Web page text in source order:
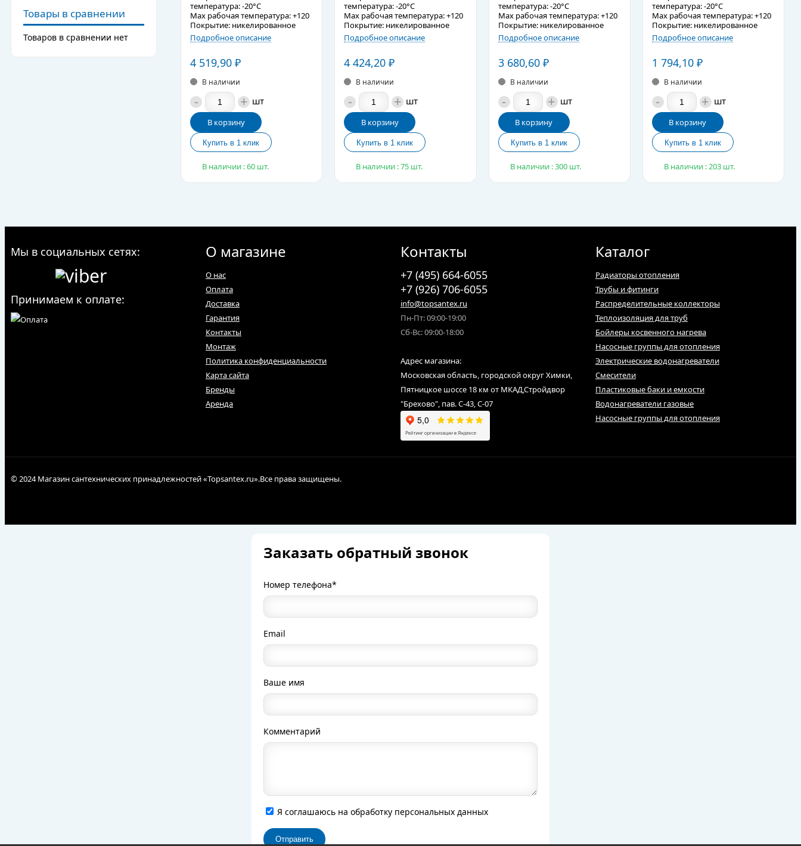
Товары в сравнении
Товаров в сравнении нет
температура: -20°C
Max рабочая температура: +120
Покрытие: никелированное
Подробное описание
4 519,90 ₽
В наличии
- + шт
В корзину
В наличии : 60 шт.
температура: -20°C
Max рабочая температура: +120
Покрытие: никелированное
Подробное описание
4 424,20₽
В наличии
- + шт
В корзину
В наличии : 75 шт.
температура: -20°C
Max рабочая температура: +120
Покрытие: никелированное
Подробное описание
3 680,60 ₽
В наличии
- + шт
В корзину
В наличии : 300 шт.
температура: -20°C
Max рабочая температура: +120
Покрытие: никелированное
Подробное описание
1 794,10 ₽
В наличии
- + шт
В корзину
В наличии : 203 шт.
Мы в социальных сетях:
Принимаем к оплате:
О магазине
О нас
Оплата
Доставка
Гарантия
Контакты
Монтаж
Политика конфиденциальности
Карта сайта
Бренды
Аренда
Контакты
+7 (495) 664-6055
+7 (926) 706-6055
info@topsantex.ru
Пн-Пт: 09:00-19:00
Сб-Вс: 09:00-18:00
Адрес магазина:
Московская область, городской округ Химки,
Пятницкое шоссе 18 км от МКАД,Стройдвор
"Брехово", пав. С-43, С-07
Каталог
Радиаторы отопления
Трубы и фитинги
Распределительные коллекторы
Теплоизоляция для труб
Бойлеры косвенного нагрева
Насосные группы для отопления
Электрические водонагреватели
Смесители
Пластиковые баки и емкости
Водонагреватели газовые
Насосные группы для отопления
© 2024 Магазин сантехнических принадлежностей «Topsantex.ru».Все права защищены.
Заказать обратный звонок
Номер телефона*
Email
Ваше имя
Комментарий
Я соглашаюсь на обработку персональных данных